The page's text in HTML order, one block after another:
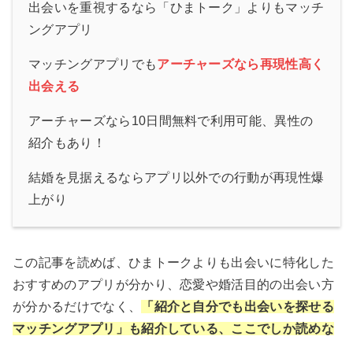
出会いを重視するなら「ひまトーク」よりもマッチ
ングアプリ
マッチングアプリでもアーチャーズなら再現性高く
出会える
アーチャーズなら10日間無料で利用可能、異性の
紹介もあり！
結婚を見据えるならアプリ以外での行動が再現性爆
上がり
この記事を読めば、ひまトークよりも出会いに特化した
おすすめのアプリが分かり、恋愛や婚活目的の出会い方
が分かるだけでなく、
「紹介と自分でも出会いを探せる
マッチングアプリ」も紹介している、ここでしか読めな